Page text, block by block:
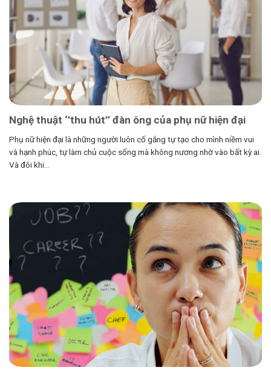
Nghệ thuật ‘’thu hút’’ đàn ông của phụ nữ hiện đại
Phụ nữ hiện đại là những người luôn cố gắng tự tạo cho mình niềm vui
và hạnh phúc, tự làm chủ cuộc sống mà không nương nhờ vào bất kỳ ai.
Và đôi khi...